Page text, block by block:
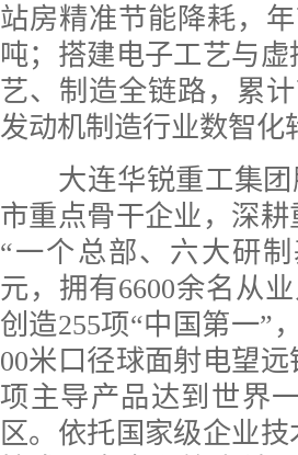
站房精准节能降耗，
吨；搭建电子工艺与
艺、制造全链路，累
发动机制造行业数智化
大连华锐重工集团
市重点骨干企业，深
“一个总部、六大研
元，拥有6600余名从
创造255项“中国第一”
00米口径球面射电望
项主导产品达到世界
区。依托国家级企业